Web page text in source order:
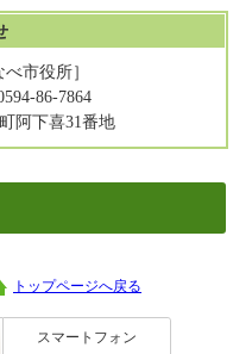
べ市役所］
86-7864
阿下喜31番地
トップページへ戻る
スマートフォン